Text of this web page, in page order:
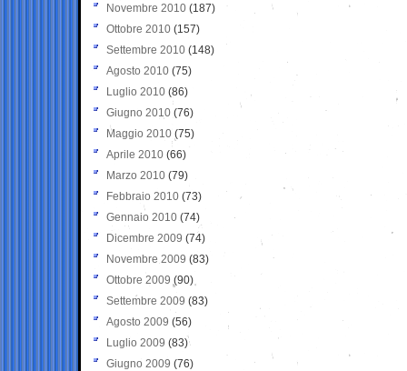
Novembre 2010 (187)
Ottobre 2010 (157)
Settembre 2010 (148)
Agosto 2010 (75)
Luglio 2010 (86)
Giugno 2010 (76)
Maggio 2010 (75)
Aprile 2010 (66)
Marzo 2010 (79)
Febbraio 2010 (73)
Gennaio 2010 (74)
Dicembre 2009 (74)
Novembre 2009 (83)
Ottobre 2009 (90)
Settembre 2009 (83)
Agosto 2009 (56)
Luglio 2009 (83)
Giugno 2009 (76)